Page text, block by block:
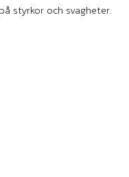
styrkor och svagheter.